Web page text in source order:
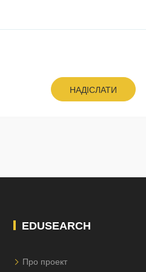
НАДІСЛАТИ
EDUSEARCH
Про проект